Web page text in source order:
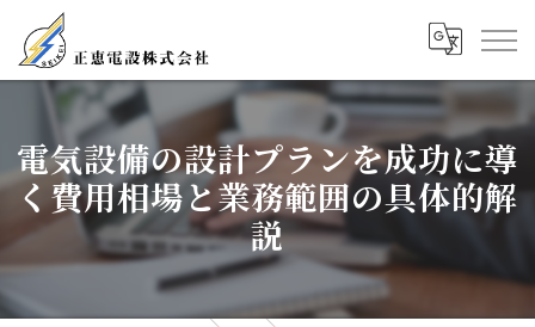
電気設備の設計プランを成功に導
く費用相場と業務範囲の具体的解
説